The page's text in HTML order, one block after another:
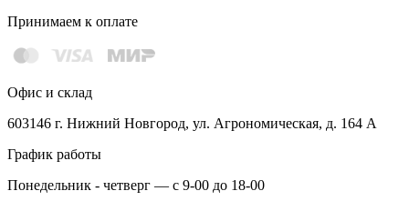
Принимаем к оплате
Офис и склад
603146 г. Нижний Новгород, ул. Агрономическая, д. 164 А
График работы
Понедельник - четверг — с 9-00 до 18-00